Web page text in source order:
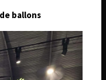
ballons